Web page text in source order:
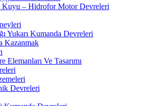
Kuyu – Hidrofor Motor Devreleri
Yukarı Kumanda Devreleri
Kazanmak
Elemanları Ve Tasarımı
Devreleri